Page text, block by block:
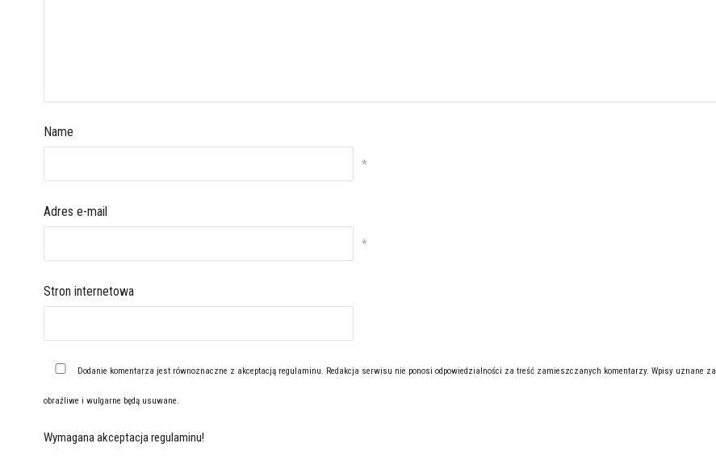
Name
*
Adres e-mail
*
Stron internetowa
Dodanie komentarza jest równoznaczne z akceptacją regulaminu. Redakcja serwisu nie ponosi odpowiedzialności za treść zamieszczanych komentarzy. Wpisy uznane za
obraźliwe i wulgarne będą usuwane.
Wymagana akceptacja regulaminu!